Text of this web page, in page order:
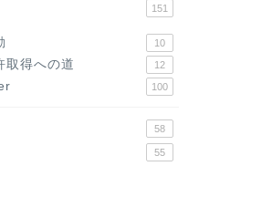
151
10
取得への道 12
100
58
55